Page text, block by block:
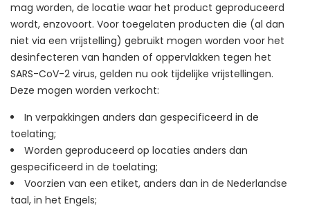
mag worden, de locatie waar het product geproduceerd
wordt, enzovoort. Voor toegelaten producten die (al dan
niet via een vrijstelling) gebruikt mogen worden voor het
desinfecteren van handen of oppervlakken tegen het
SARS-CoV-2 virus, gelden nu ook tijdelijke vrijstellingen.
Deze mogen worden verkocht:
In verpakkingen anders dan gespecificeerd in de
toelating;
Worden geproduceerd op locaties anders dan
gespecificeerd in de toelating;
Voorzien van een etiket, anders dan in de Nederlandse
taal, in het Engels;